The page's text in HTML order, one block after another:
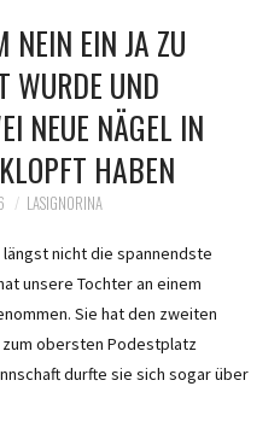
NEIN EIN JA ZU
WURDE UND
NEUE NÄGEL IN
HABEN
LASIGNORINA
nicht die spannendste
unsere Tochter an einem
Sie hat den zweiten
zum obersten Podestplatz
durfte sie sich sogar über